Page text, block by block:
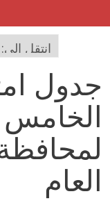
جدول
العام